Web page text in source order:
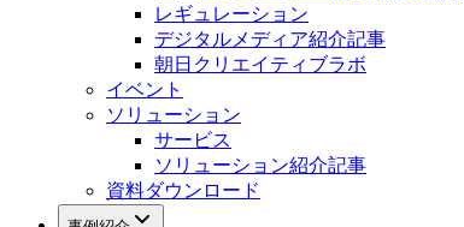
レギュレーション
デジタルメディア紹介記事
朝日クリエイティブラボ
イベント
ソリューション
サービス
ソリューション紹介記事
資料ダウンロード